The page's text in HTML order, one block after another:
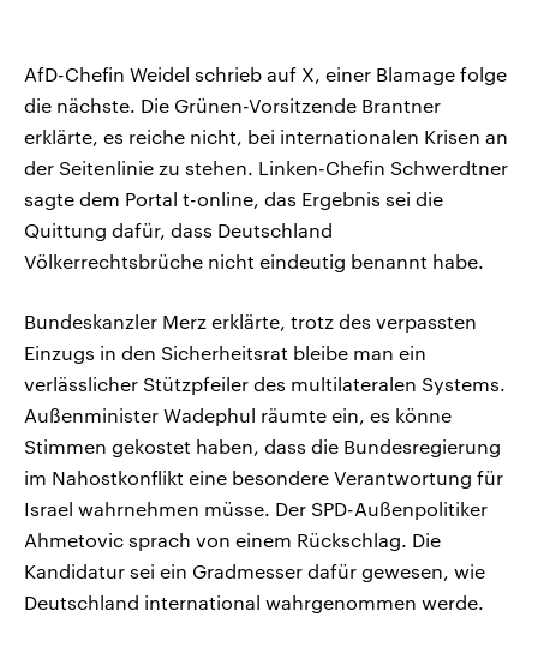
AfD-Chefin Weidel schrieb auf X, einer Blamage folge
die nächste. Die Grünen-Vorsitzende Brantner
erklärte, es reiche nicht, bei internationalen Krisen an
der Seitenlinie zu stehen. Linken-Chefin Schwerdtner
sagte dem Portal t-online, das Ergebnis sei die
Quittung dafür, dass Deutschland
Völkerrechtsbrüche nicht eindeutig benannt habe.
Bundeskanzler Merz erklärte, trotz des verpassten
Einzugs in den Sicherheitsrat bleibe man ein
verlässlicher Stützpfeiler des multilateralen Systems.
Außenminister Wadephul räumte ein, es könne
Stimmen gekostet haben, dass die Bundesregierung
im Nahostkonflikt eine besondere Verantwortung für
Israel wahrnehmen müsse. Der SPD-Außenpolitiker
Ahmetovic sprach von einem Rückschlag. Die
Kandidatur sei ein Gradmesser dafür gewesen, wie
Deutschland international wahrgenommen werde.